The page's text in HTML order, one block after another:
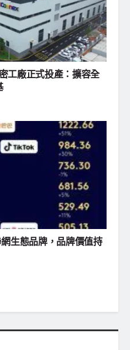
廠正式投產：擴容全
生態品牌，品牌價值持